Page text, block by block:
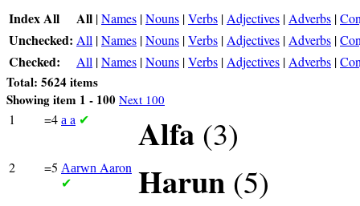
Index All All |Names |Nouns |Verbs | Adjectives | Adverbs |
Unchecked: All |Names |Nouns |Verbs | Adjectives | Adverbs |
Checked: All |Names |Nouns |Verbs | Adjectives | Adverbs |
Total: 5624 items
Showing item 1 - 100 Next 100
1 =4 a a ✔ Alfa (3)
2 =5 Aarwn Aaron
✔ Harun (5)